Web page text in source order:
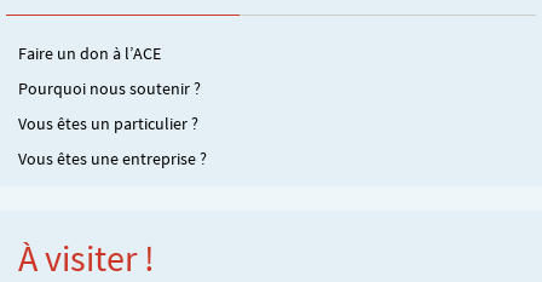
Faire un don à l’ACE
Pourquoi nous soutenir ?
Vous êtes un particulier ?
Vous êtes une entreprise ?
À visiter !